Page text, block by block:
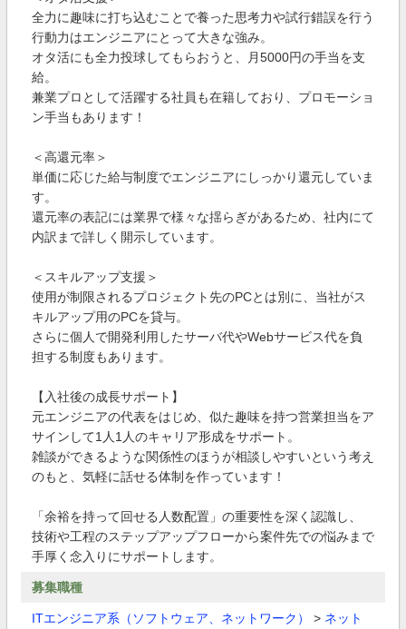
全力に趣味に打ち込むことで養った思考力や試行錯誤を行う
行動力はエンジニアにとって大きな強み。
オタ活にも全力投球してもらおうと、月5000円の手当を支
給。
兼業プロとして活躍する社員も在籍しており、プロモーショ
ン手当もあります！
＜高還元率＞
単価に応じた給与制度でエンジニアにしっかり還元していま
す。
還元率の表記には業界で様々な揺らぎがあるため、社内にて
内訳まで詳しく開示しています。
＜スキルアップ支援＞
使用が制限されるプロジェクト先のPCとは別に、当社がス
キルアップ用のPCを貸与。
さらに個人で開発利用したサーバ代やWebサービス代を負
担する制度もあります。
【入社後の成長サポート】
元エンジニアの代表をはじめ、似た趣味を持つ営業担当をア
サインして1人1人のキャリア形成をサポート。
雑談ができるような関係性のほうが相談しやすいという考え
のもと、気軽に話せる体制を作っています！
「余裕を持って回せる人数配置」の重要性を深く認識し、
技術や工程のステップアップフローから案件先での悩みまで
手厚く念入りにサポートします。
募集職種
ITエンジニア系（ソフトウェア、ネットワーク） > ネット